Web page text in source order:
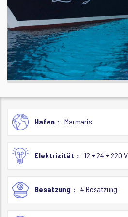
Hafen Marmaris
Elektrizität 12 + 24 + 220 V
Besatzung 4 Besatzung